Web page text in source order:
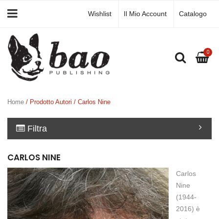
Wishlist Il Mio Account Catalogo
0
Home / Prodotto Autori / Carlos Nine
Filtra
CARLOS NINE
Carlos
Nine
(1944-
2016) è